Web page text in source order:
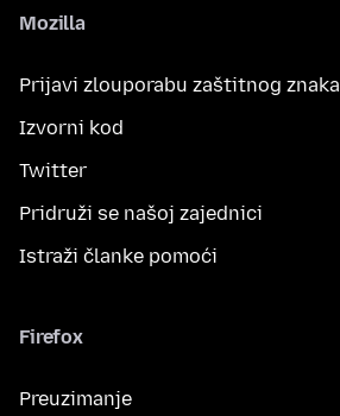
Mozilla
Prijavi zlouporabu zaštitnog znaka
Izvorni kod
Twitter
Pridruži se našoj zajednici
Istraži članke pomoći
Firefox
Preuzimanje